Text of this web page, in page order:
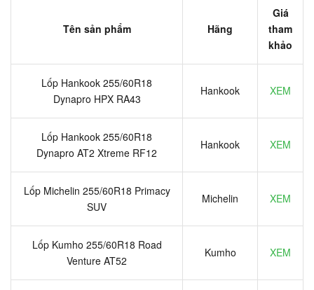
Tên sản phẩm Hãng
Giá
tham
khảo
Lốp Hankook 255/60R18
Dynapro HPX RA43
Hankook XEM
Lốp Hankook 255/60R18
Dynapro AT2 Xtreme RF12
Hankook XEM
Lốp Michelin 255/60R18 Primacy
SUV
Michelin XEM
Lốp Kumho 255/60R18 Road
Venture AT52
Kumho XEM